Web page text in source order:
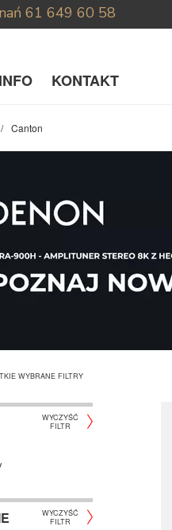
61 649 60 58
INFO KONTAKT
Canton
WYBRANE FILTRY
WYCZYŚĆ
FILTR
WYCZYŚĆ
FILTR